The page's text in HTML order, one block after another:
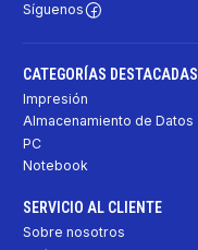
Síguenos
CATEGORÍAS DESTACADAS
Impresión
Almacenamiento de Datos
PC
Notebook
SERVICIO AL CLIENTE
Sobre nosotros